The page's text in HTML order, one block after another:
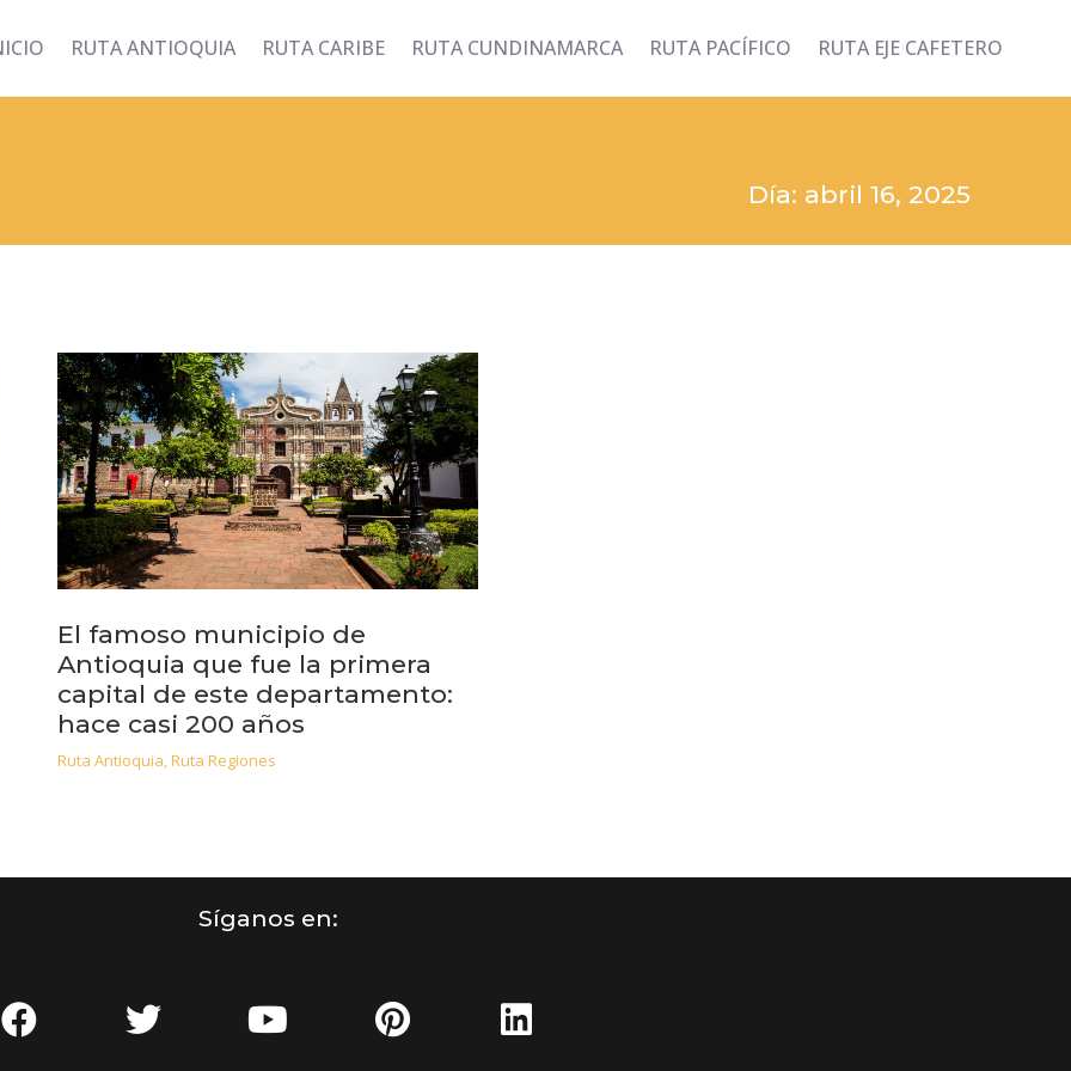
RUTA ANTIOQUIA RUTA CARIBE RUTA CUNDINAMARCA RUTA PACÍFICO RUTA EJE CAFETERO
Día: abril 16, 2025
El famoso municipio de
Antioquia que fue la primera
capital de este departamento:
hace casi 200 años
Ruta Antioquia,Ruta Regiones
Síganos en: